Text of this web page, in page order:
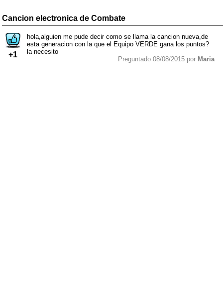
Cancion electronica de Combate
+1
hola,alguien me pude decir como se llama la cancion nueva,de
esta generacion con la que el Equipo VERDE gana los puntos?
la necesito
Preguntado 08/08/2015 por Maria